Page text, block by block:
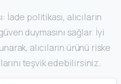
İade politikası, alıcıların
duymasını sağlar. İyi
alıcıların ürünü riske
teşvik edebilirsiniz.